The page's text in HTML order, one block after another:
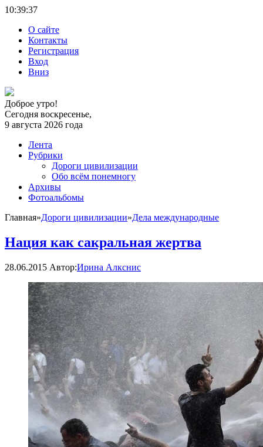
10:39:37
О сайте
Контакты
Регистрация
Вход
Вниз
Доброе утро!
Сегодня воскресенье,
9 августа 2026 года
Лента
Рубрики
Дороги цивилизации
Обо всём понемногу
Архивы
Фотоальбомы
Главная»Дороги цивилизации»Дела международные
Нация как сакральная жертва
28.06.2015 Автор:Ирина Алкснис